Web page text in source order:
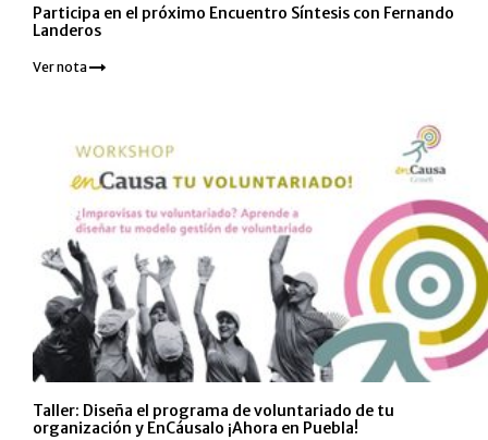
Participa en el próximo Encuentro Síntesis con Fernando
Landeros
Ver nota
Taller: Diseña el programa de voluntariado de tu
organización y EnCáusalo ¡Ahora en Puebla!